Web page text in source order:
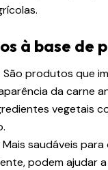
à base de
São produtos que
da carne
vegetais
Mais saudáveis
podem ajudar